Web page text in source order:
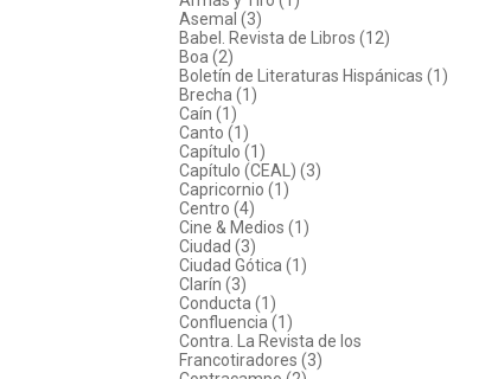
Asemal (3)
Babel. Revista de Libros (12)
Boa (2)
Boletín de Literaturas Hispánicas (1)
Brecha (1)
Caín (1)
Canto (1)
Capítulo (1)
Capítulo (CEAL) (3)
Capricornio (1)
Centro (4)
Cine & Medios (1)
Ciudad (3)
Ciudad Gótica (1)
Clarín (3)
Conducta (1)
Confluencia (1)
Contra. La Revista de los
Francotiradores (3)